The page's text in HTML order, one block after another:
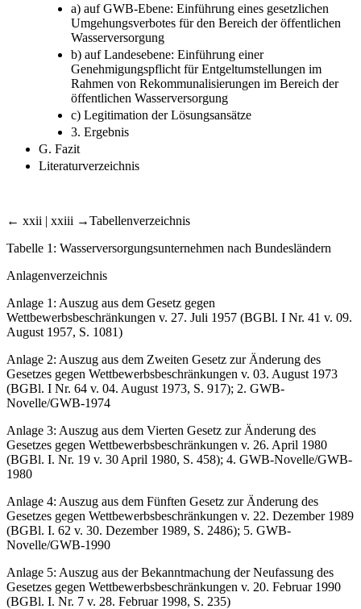
a) auf GWB-Ebene: Einführung eines gesetzlichen
Umgehungsverbotes für den Bereich der öffentlichen
Wasserversorgung
b) auf Landesebene: Einführung einer
Genehmigungspflicht für Entgeltumstellungen im
Rahmen von Rekommunalisierungen im Bereich der
öffentlichen Wasserversorgung
c) Legitimation der Lösungsansätze
3. Ergebnis
G. Fazit
Literaturverzeichnis
← xxii | xxiii →Tabellenverzeichnis
Tabelle 1: Wasserversorgungsunternehmen nach Bundesländern
Anlagenverzeichnis
Anlage 1: Auszug aus dem Gesetz gegen
Wettbewerbsbeschränkungen v. 27. Juli 1957 (BGBl. I Nr. 41 v. 09.
August 1957, S. 1081)
Anlage 2: Auszug aus dem Zweiten Gesetz zur Änderung des
Gesetzes gegen Wettbewerbsbeschränkungen v. 03. August 1973
(BGBl. I Nr. 64 v. 04. August 1973, S. 917); 2. GWB-
Novelle/GWB-1974
Anlage 3: Auszug aus dem Vierten Gesetz zur Änderung des
Gesetzes gegen Wettbewerbsbeschränkungen v. 26. April 1980
(BGBl. I. Nr. 19 v. 30 April 1980, S. 458); 4. GWB-Novelle/GWB-
1980
Anlage 4: Auszug aus dem Fünften Gesetz zur Änderung des
Gesetzes gegen Wettbewerbsbeschränkungen v. 22. Dezember 1989
(BGBl. I. 62 v. 30. Dezember 1989, S. 2486); 5. GWB-
Novelle/GWB-1990
Anlage 5: Auszug aus der Bekanntmachung der Neufassung des
Gesetzes gegen Wettbewerbsbeschränkungen v. 20. Februar 1990
(BGBl. I. Nr. 7 v. 28. Februar 1998, S. 235)